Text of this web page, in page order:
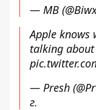
— MB
Apple knows
talking
— Presh
г.